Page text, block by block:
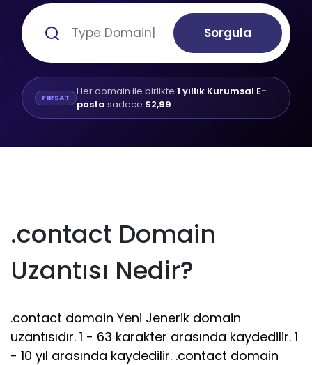
Sorgula
FIRSAT Her domain ile birlikte 1 yıllık Kurumsal E-
posta sadece $2,99
.contact Domain
Uzantısı Nedir?
.contact domain Yeni Jenerik domain
uzantısıdır. 1 - 63 karakter arasında kaydedilir. 1
- 10 yıl arasında kaydedilir. .contact domain